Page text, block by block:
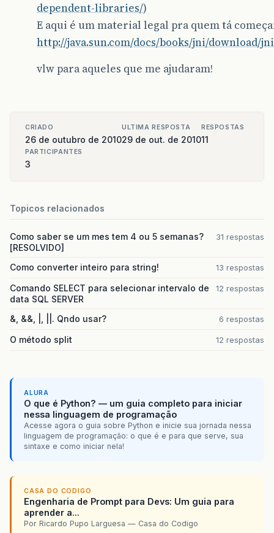
dependent-libraries/)
E aqui é um material legal pra quem tá
http://java.sun.com/docs/books/jni/download/
vlw para aqueles que me ajudaram!
CRIADO
26 de outubro de 2010
ULTIMA RESPOSTA
29 de out. de 2010
RESPOSTAS
11
PARTICIPANTES
3
Topicos relacionados
Como saber se um mes tem 4 ou 5 semanas?
[RESOLVIDO]
31 respostas
Como converter inteiro para string! 13 respostas
Comando SELECT para selecionar intervalo de
data SQL SERVER
12 respostas
&, &&, |, ||. Qndo usar? 6 respostas
O método split 12 respostas
ALURA
O que é Python? — um guia completo para iniciar
nessa linguagem de programação
Acesse agora o guia sobre Python e inicie sua jornada nessa
linguagem de programação: o que é e para que serve, sua
sintaxe e como iniciar nela!
CASA DO CODIGO
Engenharia de Prompt para Devs: Um guia para
aprender a...
Por Ricardo Pupo Larguesa — Casa do Codigo